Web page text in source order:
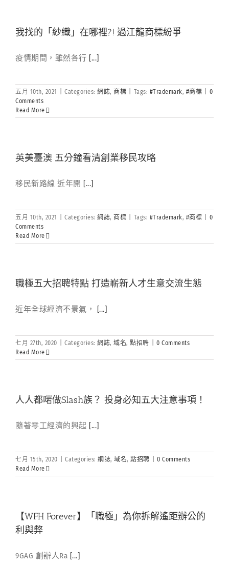
我找的「紗織」在哪裡?! 過江龍商標紛爭
疫情期間，雖然各行 [...]
五月 10th, 2021 Categories: 網誌, 商標 Tags: #Trademark, #商標
0
Comments
Read More
英美臺澳 五分鐘看清創業移民攻略
移民新路線 近年開 [...]
五月 10th, 2021 Categories: 網誌, 商標 Tags: #Trademark, #商標
0
Comments
Read More
職極五大招聘特點 打造嶄新人才生意交流生態
近年全球經濟不景氣， [...]
七月 27th, 2020 Categories: 網誌, 域名, 點招聘
0 Comments
Read More
人人都啱做Slash族？ 投身必知五大注意事項！
隨著零工經濟的興起 [...]
七月 15th, 2020 Categories: 網誌, 域名, 點招聘
0 Comments
Read More
【WFH Forever】「職極」為你拆解遙距辦公的
利與弊
9GAG 創辦人Ra [...]